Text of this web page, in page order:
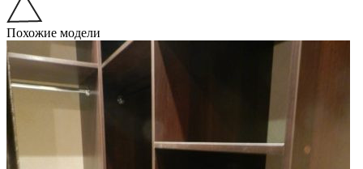
Похожие модели